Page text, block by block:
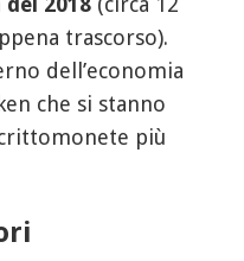
trascorso).
dell’economia
che si stanno
più